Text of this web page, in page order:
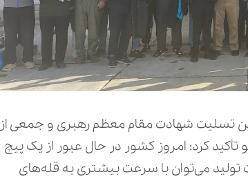
تسلیت شهادت مقام معظم رهبری و جمعی از
کرد: امروز کشور در حال عبور از یک پیچ
تولید می‌توان با سرعت بیشتری به قله‌های